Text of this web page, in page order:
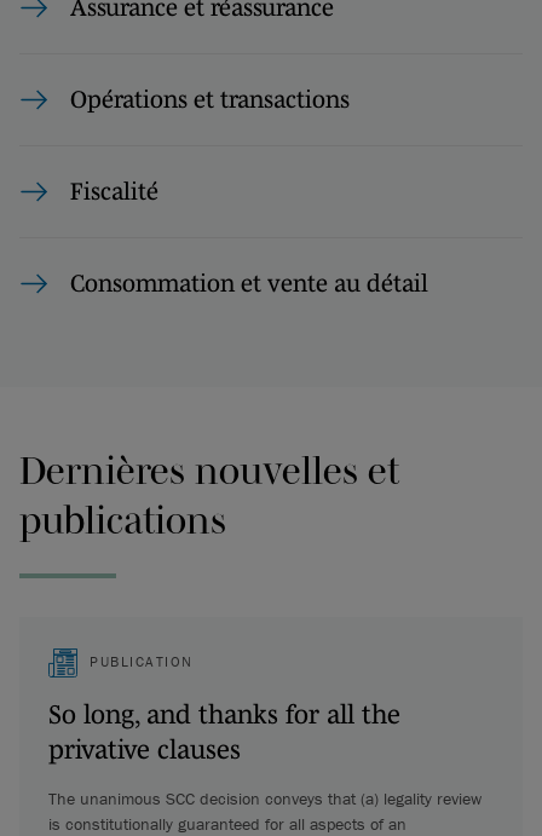
Assurance et réassurance
Opérations et transactions
Fiscalité
Consommation et vente au détail
Dernières nouvelles et
publications
PUBLICATION
So long, and thanks for all the
privative clauses
The unanimous SCC decision conveys that (a) legality review
is constitutionally guaranteed for all aspects of an